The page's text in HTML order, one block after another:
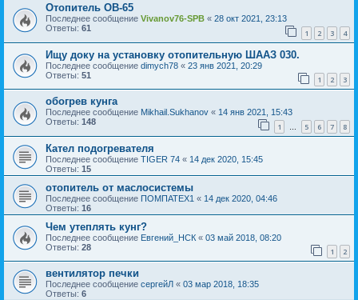
Отопитель ОВ-65
Последнее сообщение Vivanov76-SPB « 28 окт 2021, 23:13
Ответы: 61 1 2 3 4
Ищу доку на установку отопительную ШААЗ 030.
Последнее сообщение dimych78 « 23 янв 2021, 20:29
Ответы: 51 1 2 3
обогрев кунга
Последнее сообщение Mikhail.Sukhanov « 14 янв 2021, 15:43
Ответы: 148 1 … 5 6 7 8
Кател подогревателя
Последнее сообщение TIGER 74 « 14 дек 2020, 15:45
Ответы: 15
отопитель от маслосистемы
Последнее сообщение ПОМПАТЕХ1 « 14 дек 2020, 04:46
Ответы: 16
Чем утеплять кунг?
Последнее сообщение Евгений_НСК « 03 май 2018, 08:20
Ответы: 28 1 2
вентилятор печки
Последнее сообщение сергейЛ « 03 мар 2018, 18:35
Ответы: 6